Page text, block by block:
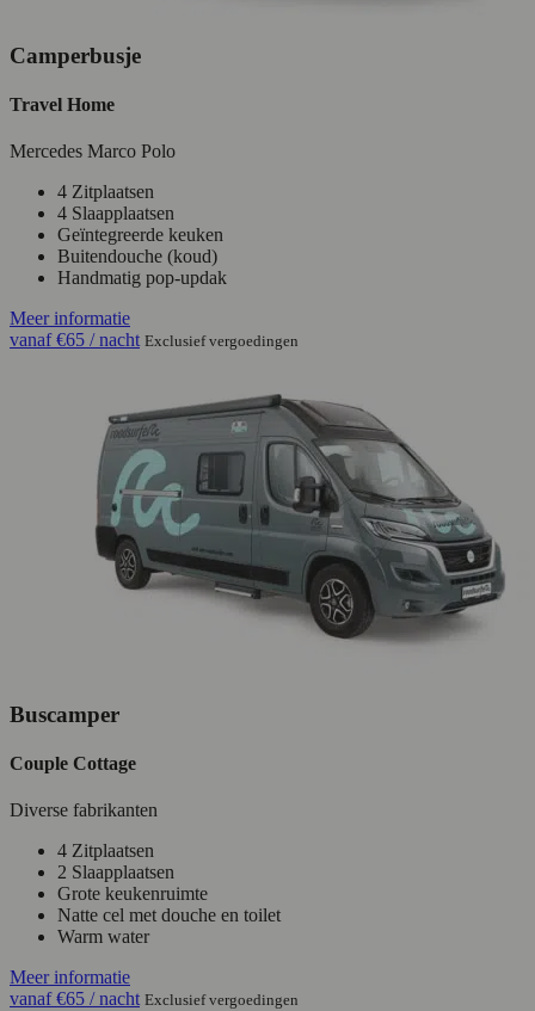
Camperbusje
Travel Home
Mercedes Marco Polo
4 Zitplaatsen
4 Slaapplaatsen
Geïntegreerde keuken
Buitendouche (koud)
Handmatig pop-updak
Meer informatie
vanaf€65 / nacht Exclusief vergoedingen
Buscamper
Couple Cottage
Diverse fabrikanten
4 Zitplaatsen
2 Slaapplaatsen
Grote keukenruimte
Natte cel met douche en toilet
Warm water
Meer informatie
vanaf€65 / nacht Exclusief vergoedingen